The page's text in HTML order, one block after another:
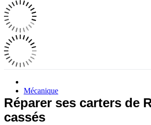
Mécanique
Réparer ses carters de
cassés